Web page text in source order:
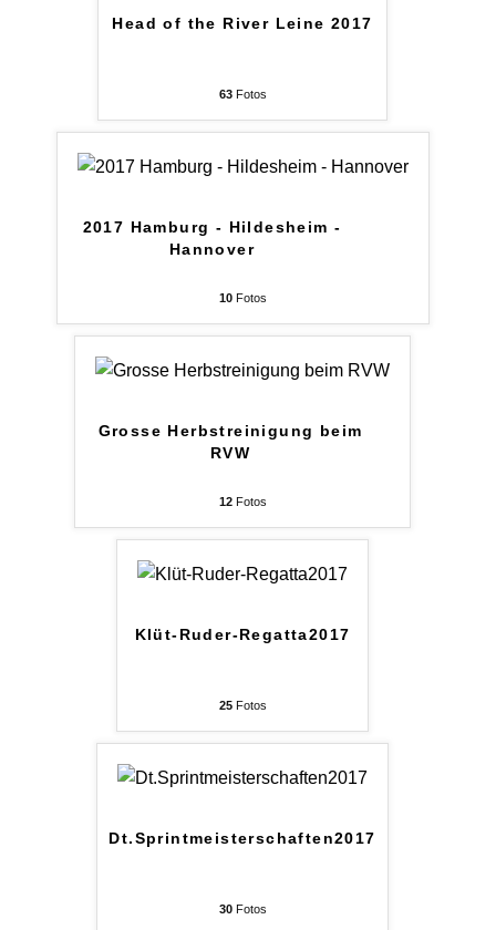
Head of the River Leine 2017
63Fotos
2017 Hamburg - Hildesheim -
Hannover
10Fotos
Grosse Herbstreinigung beim
RVW
12Fotos
Klüt-Ruder-Regatta2017
25Fotos
Dt.Sprintmeisterschaften2017
30Fotos